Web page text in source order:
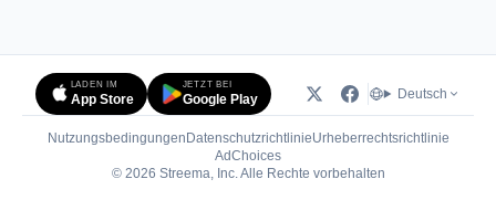
LADEN IM
App Store
JETZT BEI
Google Play Deutsch
Nutzungsbedingungen DatenschutzrichtlinieUrheberrechtsrichtlinie
AdChoices(öffnet in neuem Tab)
© 2026 Streema, Inc. Alle Rechte vorbehalten